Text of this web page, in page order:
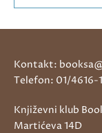
Kontakt:
Telefon: 01/4616-
Književni klub
Martićeva 14D